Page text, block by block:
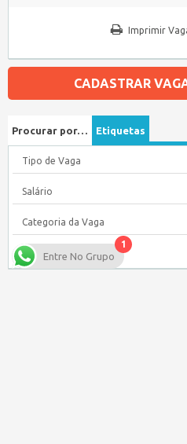
Imprimir
CADASTRAR
Procurar por… Etiquetas
Tipo de Vaga
Salário
Categoria da Vaga
Data de publicação
1
Entre No Grupo